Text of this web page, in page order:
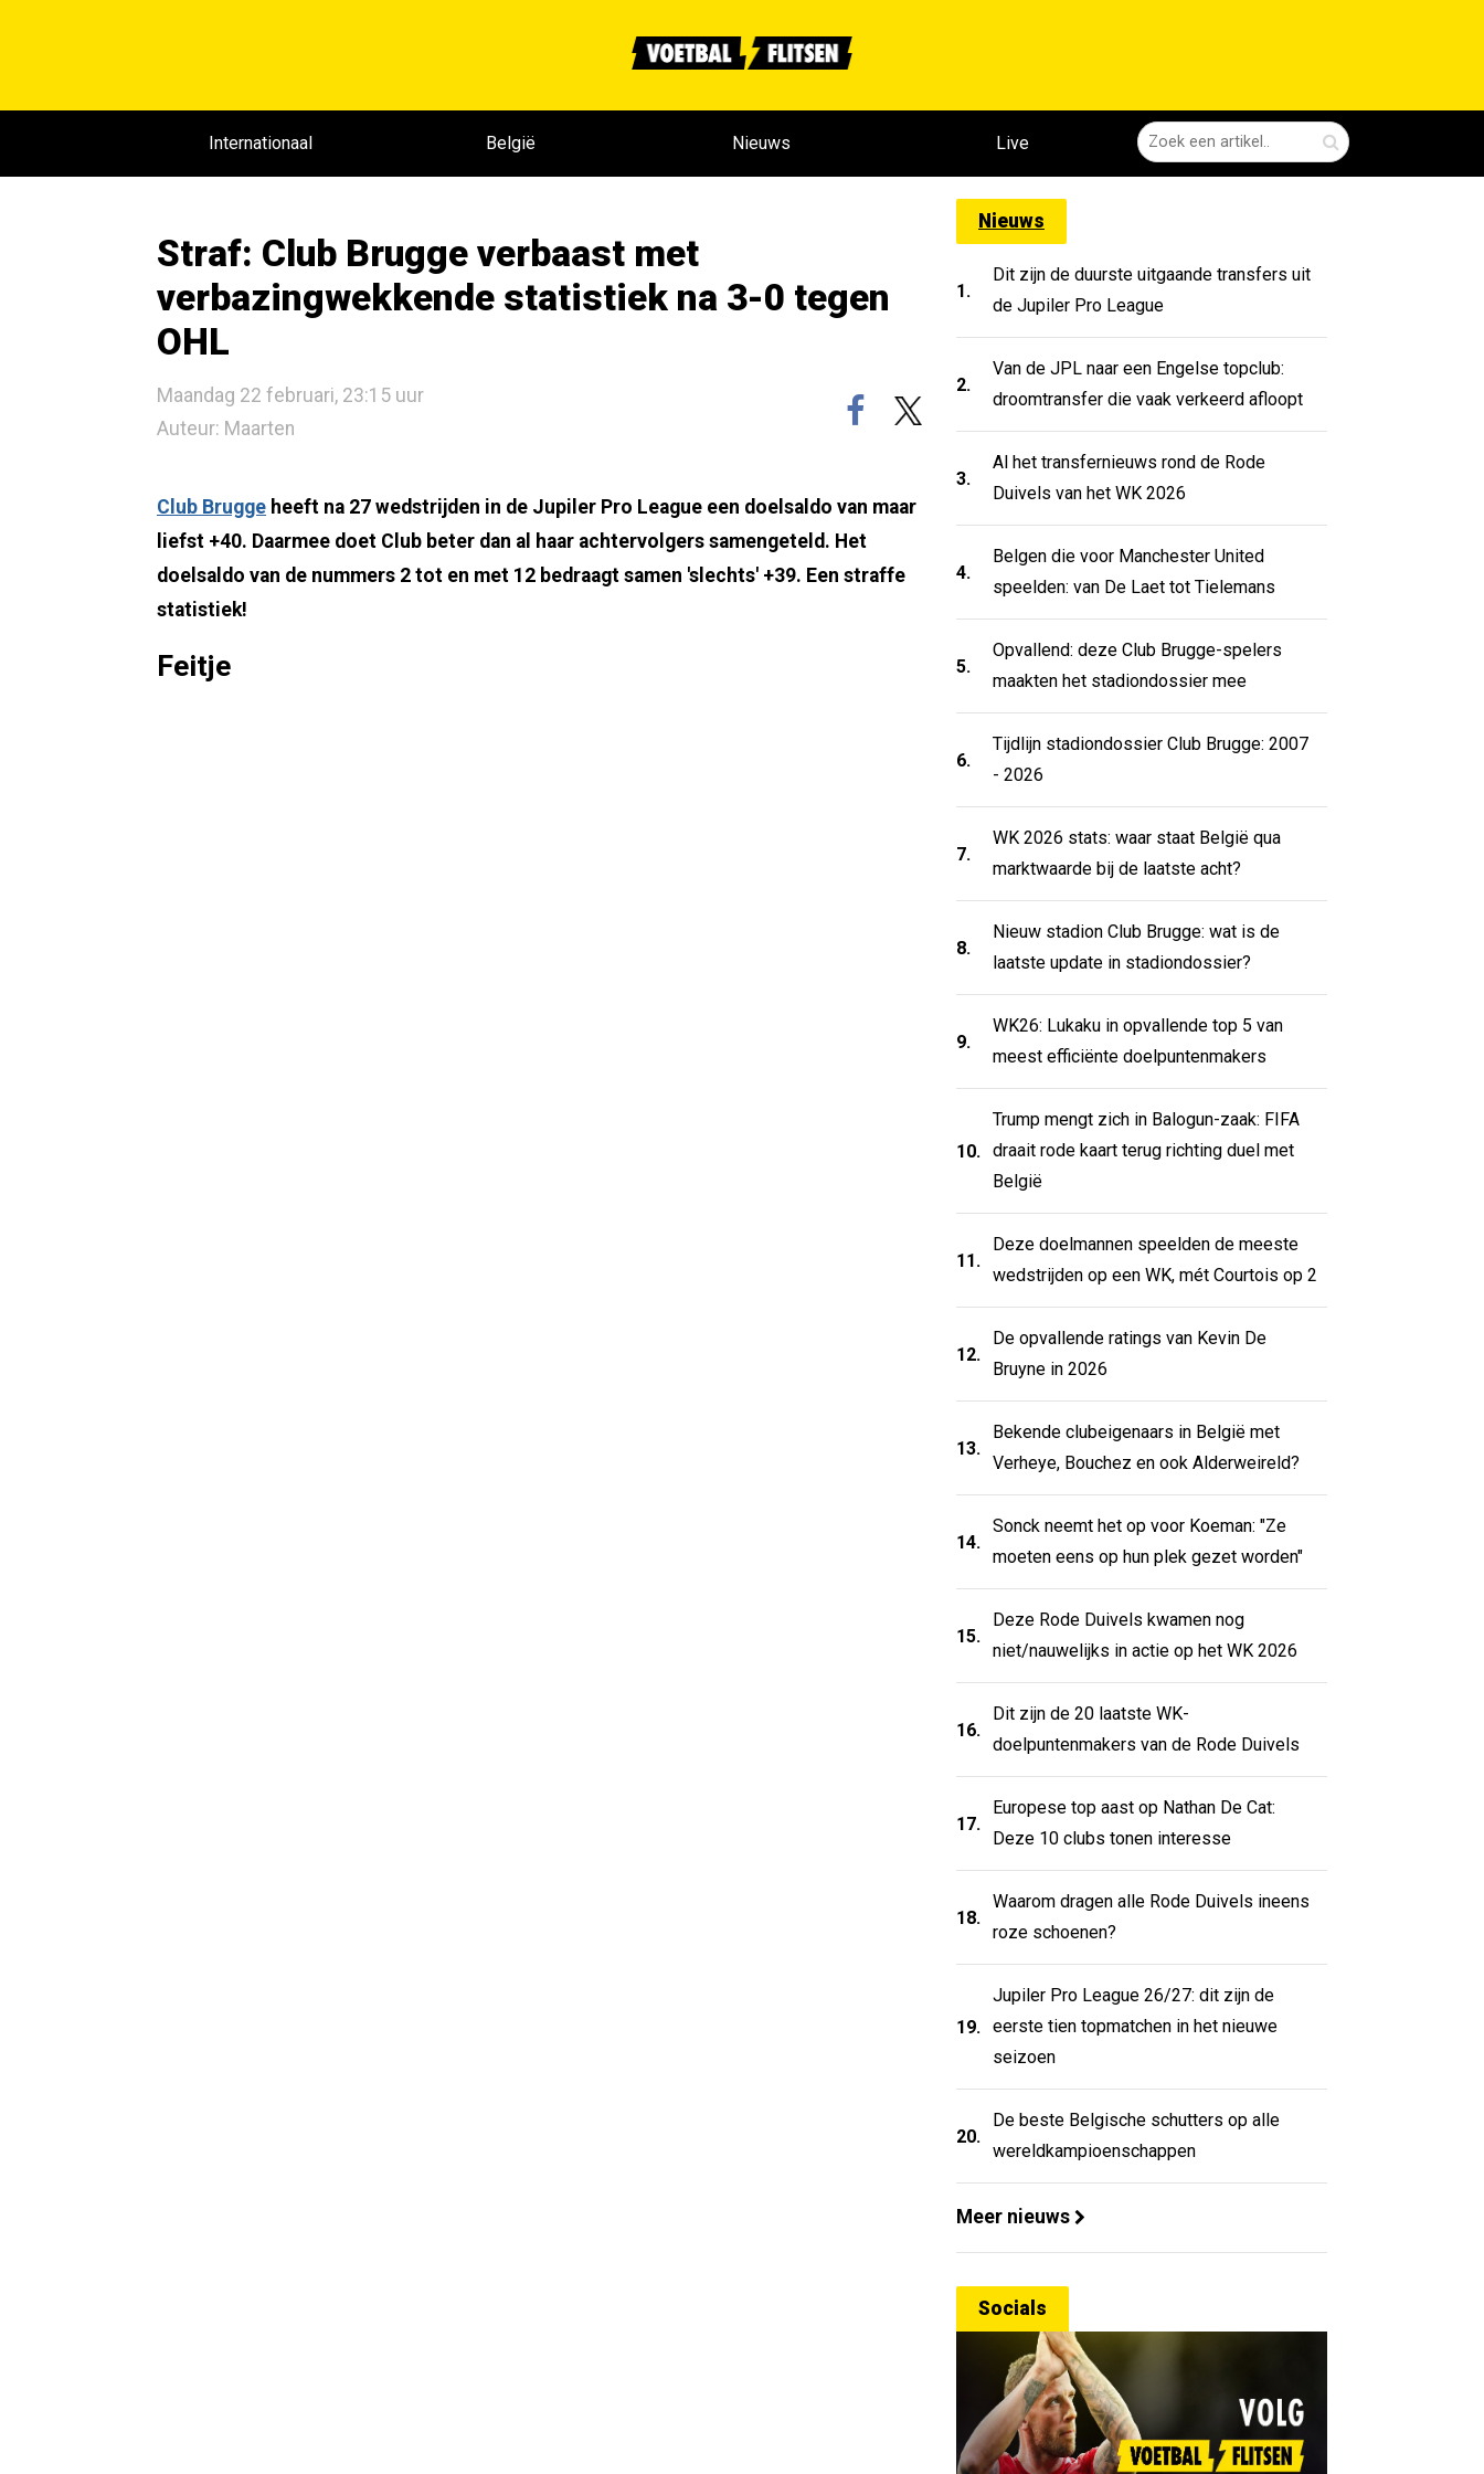
Internationaal België Nieuws Live
Straf: Club Brugge verbaast met
verbazingwekkende statistiek na 3-0 tegen
OHL
Maandag 22 februari, 23:15 uur
Auteur: Maarten
Club Brugge heeft na 27 wedstrijden in de Jupiler Pro League een doelsaldo van maar
liefst +40. Daarmee doet Club beter dan al haar achtervolgers samengeteld. Het
doelsaldo van de nummers 2 tot en met 12 bedraagt samen 'slechts' +39. Een straffe
statistiek!
Feitje
Nieuws
1.
Dit zijn de duurste uitgaande transfers uit
de Jupiler Pro League
2.
Van de JPL naar een Engelse topclub:
droomtransfer die vaak verkeerd afloopt
3.
Al het transfernieuws rond de Rode
Duivels van het WK 2026
4.
Belgen die voor Manchester United
speelden: van De Laet tot Tielemans
5.
Opvallend: deze Club Brugge-spelers
maakten het stadiondossier mee
6.
Tijdlijn stadiondossier Club Brugge: 2007
- 2026
7.
WK 2026 stats: waar staat België qua
marktwaarde bij de laatste acht?
8.
Nieuw stadion Club Brugge: wat is de
laatste update in stadiondossier?
9.
WK26: Lukaku in opvallende top 5 van
meest efficiënte doelpuntenmakers
10.
Trump mengt zich in Balogun-zaak: FIFA
draait rode kaart terug richting duel met
België
11.
Deze doelmannen speelden de meeste
wedstrijden op een WK, mét Courtois op 2
12.
De opvallende ratings van Kevin De
Bruyne in 2026
13.
Bekende clubeigenaars in België met
Verheye, Bouchez en ook Alderweireld?
14.
Sonck neemt het op voor Koeman: "Ze
moeten eens op hun plek gezet worden"
15.
Deze Rode Duivels kwamen nog
niet/nauwelijks in actie op het WK 2026
16.
Dit zijn de 20 laatste WK-
doelpuntenmakers van de Rode Duivels
17.
Europese top aast op Nathan De Cat:
Deze 10 clubs tonen interesse
18.
Waarom dragen alle Rode Duivels ineens
roze schoenen?
19.
Jupiler Pro League 26/27: dit zijn de
eerste tien topmatchen in het nieuwe
seizoen
20.
De beste Belgische schutters op alle
wereldkampioenschappen
Meer nieuws
Socials